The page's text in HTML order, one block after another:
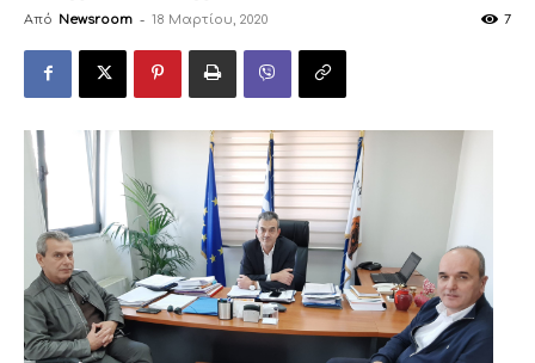
Από Newsroom - 18 Μαρτίου, 2020 7